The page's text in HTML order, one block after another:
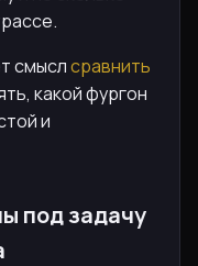
смыслсравнить
какой фургон
и
под задачу